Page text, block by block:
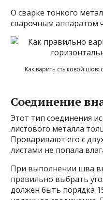
О сварке тонкого
сварочным аппаратом
Как варить стыковой
Соединение
Этот тип соединения
листового металла
Проваривают его с
листами не попала
При выполнении шва
правильно выбрать
должен быть порядка